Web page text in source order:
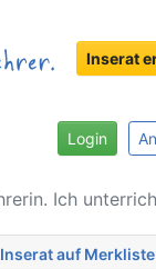
Inserat
Login
Ich
Inserat auf